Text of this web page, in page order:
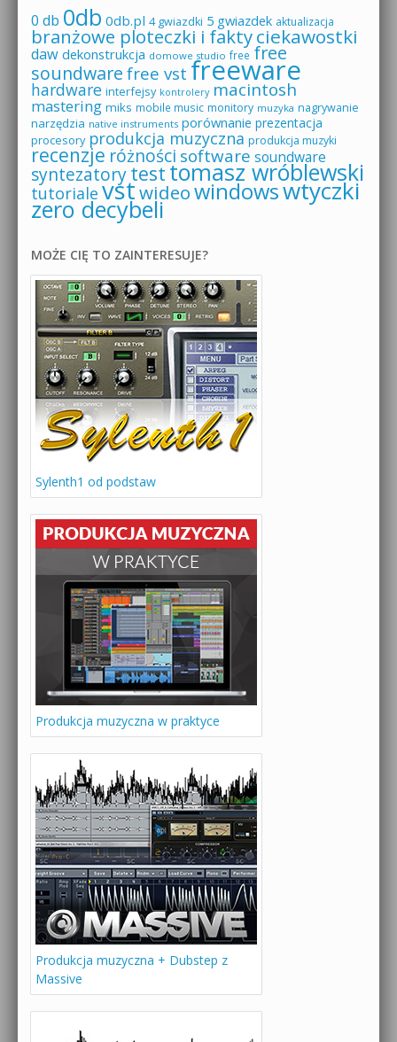
0 db 0db 0db.pl 4 gwiazdki 5 gwiazdek aktualizacja
branżowe ploteczki i faktyciekawostki
daw dekonstrukcja domowe studio free free
soundware free vst freeware
hardware interfejsy kontrolery macintosh
mastering miks mobile music monitory muzyka nagrywanie
narzędzia native instruments porównanie prezentacja
procesory produkcja muzyczna produkcja muzyki
recenzje różności software soundware
syntezatorytesttomasz wróblewski
tutoriale vstwideowindowswtyczki
zero decybeli
MOŻE CIĘ TO ZAINTERESUJE?
Sylenth1 od podstaw
Produkcja muzyczna w praktyce
Produkcja muzyczna + Dubstep z
Massive